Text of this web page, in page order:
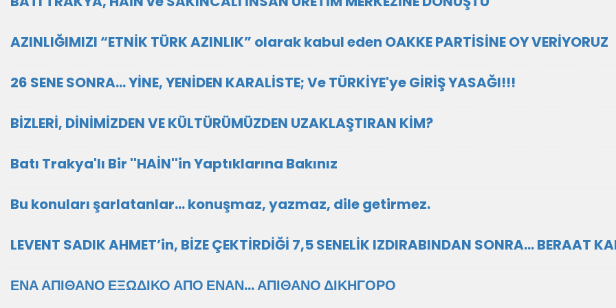
AZINLIĞIMIZI “ETNİK TÜRK AZINLIK” olarak kabul eden OAKKE PARTİSİNE OY VERİYORUZ
26 SENE SONRA... YİNE, YENİDEN KARALİSTE; Ve TÜRKİYE'ye GİRİŞ YASAĞI!!!
BİZLERİ, DİNİMİZDEN VE KÜLTÜRÜMÜZDEN UZAKLAŞTIRAN KİM?
Batı Trakya'lı Bir ''HAİN''in Yaptıklarına Bakınız
Bu konuları şarlatanlar... konuşmaz, yazmaz, dile getirmez.
LEVENT SADIK AHMET’in, BİZE ÇEKTİRDİĞİ 7,5 SENELİK IZDIRABINDAN SONRA… BERAAT
ΕΝΑ ΑΠΙΘΑΝΟ ΕΞΩΔΙΚΟ ΑΠΟ ΕΝΑΝ... ΑΠΙΘΑΝΟ ΔΙΚΗΓΟΡΟ